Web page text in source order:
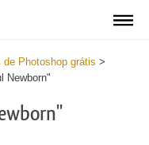
de Photoshop grátis >
Newborn"